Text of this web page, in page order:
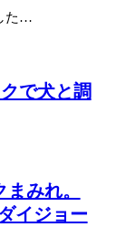
た…
で犬と調
みれ。
イジョー